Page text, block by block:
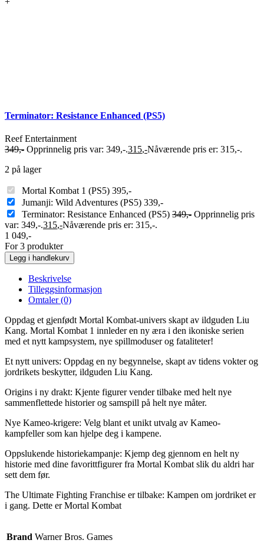
Terminator: Resistance Enhanced (PS5)
Reef Entertainment
349,- Opprinnelig pris var: 349,-.315,-Nåværende pris er: 315,-.
2 på lager
Mortal Kombat 1 (PS5) 395,-
Jumanji: Wild Adventures (PS5) 339,-
Terminator: Resistance Enhanced (PS5) 349,- Opprinnelig pris
var: 349,-.315,-Nåværende pris er: 315,-.
1 049,-
For 3 produkter
Legg i handlekurv
Beskrivelse
Tilleggsinformasjon
Omtaler (0)
Oppdag et gjenfødt Mortal Kombat-univers skapt av ildguden Liu
Kang. Mortal Kombat 1 innleder en ny æra i den ikoniske serien
med et nytt kampsystem, nye spillmoduser og fataliteter!
Et nytt univers: Oppdag en ny begynnelse, skapt av tidens vokter og
jordrikets beskytter, ildguden Liu Kang.
Origins i ny drakt: Kjente figurer vender tilbake med helt nye
sammenflettede historier og samspill på helt nye måter.
Nye Kameo-krigere: Velg blant et unikt utvalg av Kameo-
kampfeller som kan hjelpe deg i kampene.
Oppslukende historiekampanje: Kjemp deg gjennom en helt ny
historie med dine favorittfigurer fra Mortal Kombat slik du aldri har
sett dem før.
The Ultimate Fighting Franchise er tilbake: Kampen om jordriket er
i gang. Dette er Mortal Kombat
Brand Warner Bros. Games